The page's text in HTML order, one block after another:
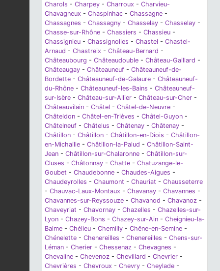
Charols - Charpey - Charroux - Charvieu-
Chavagneux - Chaspinhac - Chassagne -
Chassagnes - Chassagny - Chasselay - Chasselay -
Chasse-sur-Rhône - Chassiers - Chassieu -
Chassignieu - Chassignolles - Chastel - Chastel-
Arnaud - Chastreix - Château-Bernard -
Châteaubourg - Châteaudouble - Château-Gaillard -
Châteaugay - Châteauneuf - Châteauneuf-de-
Bordette - Châteauneuf-de-Galaure - Châteauneuf-
du-Rhône - Châteauneuf-les-Bains - Châteauneuf-
sur-Isère - Château-sur-Allier - Château-sur-Cher -
Châteauvilain - Châtel - Châtel-de-Neuvre -
Châteldon - Châtel-en-Trièves - Châtel-Guyon -
Châtelneuf - Châtelus - Châtenay - Châtenay -
Châtillon - Châtillon - Châtillon-en-Diois - Châtillon-
en-Michaille - Châtillon-la-Palud - Châtillon-Saint-
Jean - Châtillon-sur-Chalaronne - Châtillon-sur-
Cluses - Châtonnay - Chatte - Chatuzange-le-
Goubet - Chaudebonne - Chaudes-Aigues -
Chaudeyrolles - Chaumont - Chauriat - Chausseterre
- Chauvac-Laux-Montaux - Chavanay - Chavannes -
Chavannes-sur-Reyssouze - Chavanod - Chavanoz -
Chaveyriat - Chavornay - Chazelles - Chazelles-sur-
Lyon - Chazey-Bons - Chazey-sur-Ain - Cheignieu-la-
Balme - Chélieu - Chemilly - Chêne-en-Semine -
Chénelette - Chenereilles - Chenereilles - Chens-sur-
Léman - Cherier - Chessenaz - Chevagnes -
Chevaline - Chevenoz - Chevillard - Chevrier -
Chevrières - Chevroux - Chevry - Cheylade -